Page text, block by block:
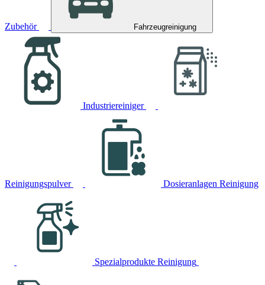
Zubehör Fahrzeugreinigung
Industriereiniger
Reinigungspulver Dosieranlagen Reinigung
Spezialprodukte Reinigung